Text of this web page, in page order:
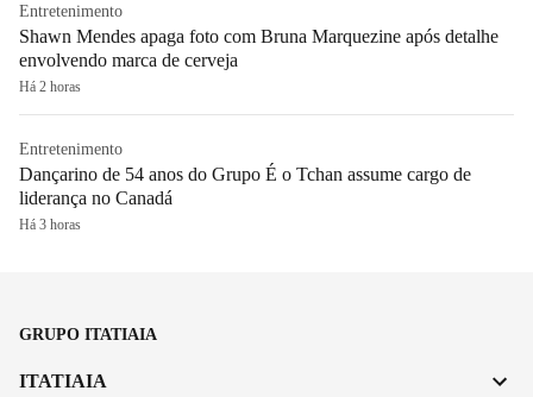
Entretenimento
Shawn Mendes apaga foto com Bruna Marquezine após detalhe
envolvendo marca de cerveja
Há 2 horas
Entretenimento
Dançarino de 54 anos do Grupo É o Tchan assume cargo de
liderança no Canadá
Há 3 horas
GRUPO ITATIAIA
ITATIAIA